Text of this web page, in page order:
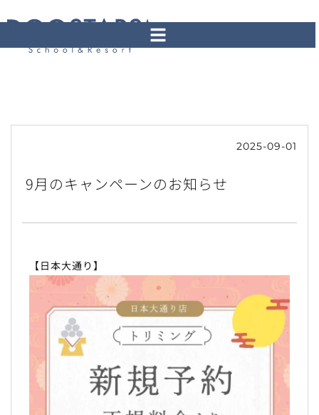
2025-09-01
9月のキャンペーンのお知らせ
【日本大通り】